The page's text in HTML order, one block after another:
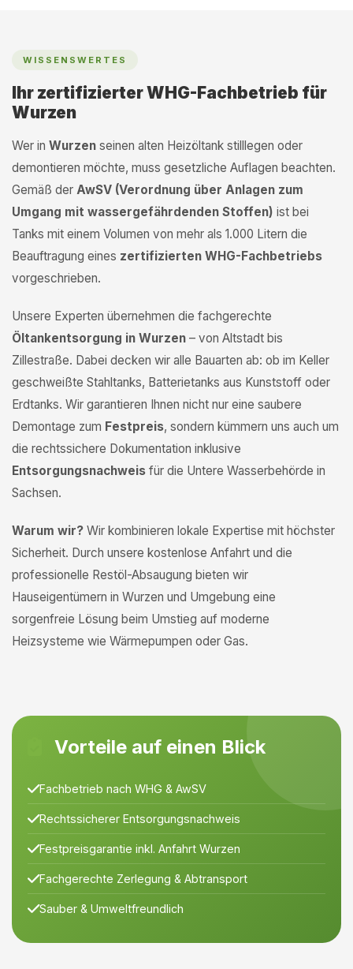
WISSENSWERTES
Ihr zertifizierter WHG-Fachbetrieb für
Wurzen
Wer in Wurzen seinen alten Heizöltank stilllegen oder
demontieren möchte, muss gesetzliche Auflagen beachten.
Gemäß der AwSV (Verordnung über Anlagen zum
Umgang mit wassergefährdenden Stoffen) ist bei
Tanks mit einem Volumen von mehr als 1.000 Litern die
Beauftragung eines zertifizierten WHG-Fachbetriebs
vorgeschrieben.
Unsere Experten übernehmen die fachgerechte
Öltankentsorgung in Wurzen – von Altstadt bis
Zillestraße. Dabei decken wir alle Bauarten ab: ob im Keller
geschweißte Stahltanks, Batterietanks aus Kunststoff oder
Erdtanks. Wir garantieren Ihnen nicht nur eine saubere
Demontage zum Festpreis, sondern kümmern uns auch um
die rechtssichere Dokumentation inklusive
Entsorgungsnachweis für die Untere Wasserbehörde in
Sachsen.
Warum wir? Wir kombinieren lokale Expertise mit höchster
Sicherheit. Durch unsere kostenlose Anfahrt und die
professionelle Restöl-Absaugung bieten wir
Hauseigentümern in Wurzen und Umgebung eine
sorgenfreie Lösung beim Umstieg auf moderne
Heizsysteme wie Wärmepumpen oder Gas.
Vorteile auf einen Blick
Fachbetrieb nach WHG & AwSV
Rechtssicherer Entsorgungsnachweis
Festpreisgarantie inkl. Anfahrt Wurzen
Fachgerechte Zerlegung & Abtransport
Sauber & Umweltfreundlich